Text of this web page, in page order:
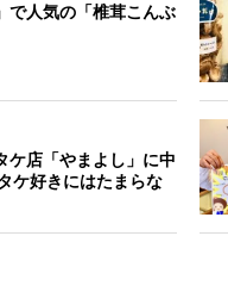
で人気の「椎茸こんぶ
ケ店「やまよし」に中
ケ好きにはたまらな